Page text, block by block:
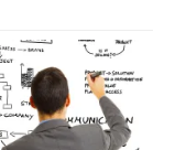
く言
合、
持た
たし